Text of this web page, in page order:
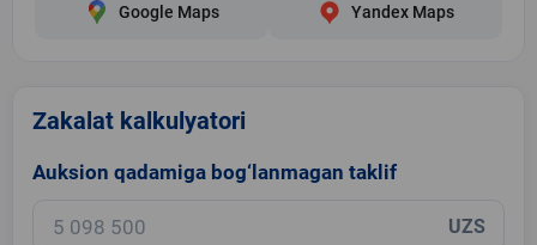
Google Maps Yandex Maps
Zakalat kalkulyatori
Auksion qadamiga bog‘lanmagan taklif
UZS